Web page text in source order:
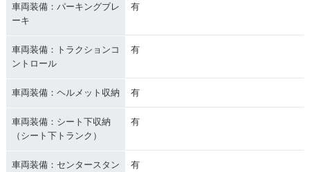
車両装備：パーキングブレ
ーキ
有
車両装備：トラクションコ
ントロール
有
車両装備：ヘルメット収納 有
車両装備：シート下収納
（シート下トランク）
有
車両装備：センタースタン
有